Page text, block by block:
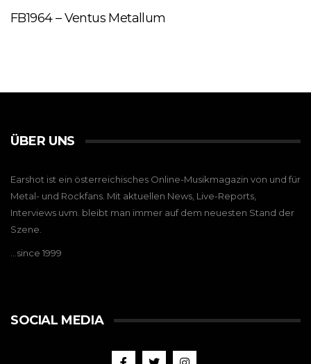
FB1964 – Ventus Metallum
ÜBER UNS
Earshot ist ein österreichisches Online-Musikmagazin von und für
Metal- und Rockfans. Mit aktuellen News, Live-Reports,
Interviews uvm. bleibt man immer auf dem neuesten Stand der
Szene.
…since 1999
SOCIAL MEDIA